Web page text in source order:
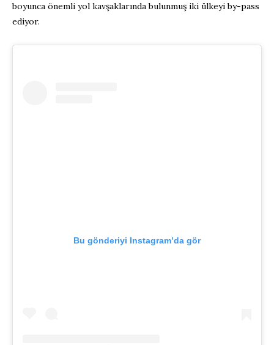
boyunca önemli yol kavşaklarında bulunmuş iki ülkeyi by-pass
ediyor.
Bu gönderiyi Instagram’da gör